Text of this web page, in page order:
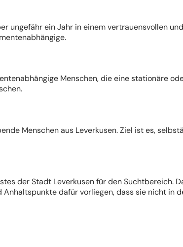
ungefähr ein Jahr in einem vertrauensvollen
Menschen, die eine stationäre
Menschen aus Leverkusen. Ziel ist es,
der Stadt Leverkusen für den Suchtbereich.
dafür vorliegen, dass sie nicht in